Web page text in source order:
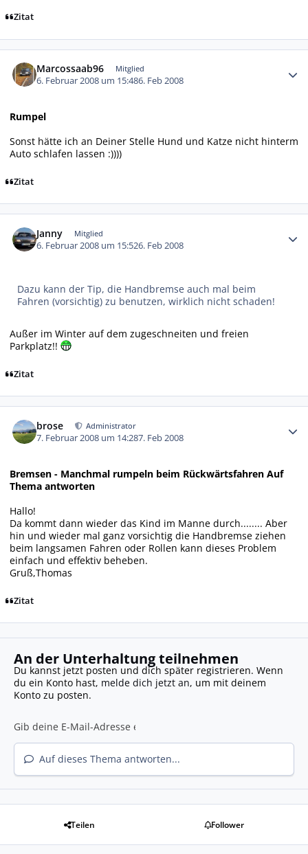
Zitat
Marcossaab96 Mitglied
6. Februar 2008 um 15:486. Feb 2008
Rumpel
Sonst hätte ich an Deiner Stelle Hund und Katze nicht hinterm
Auto schlafen lassen :))))
Zitat
Janny Mitglied
6. Februar 2008 um 15:526. Feb 2008
Dazu kann der Tip, die Handbremse auch mal beim
Fahren (vorsichtig) zu benutzen, wirklich nicht schaden!
Außer im Winter auf dem zugeschneiten und freien
Parkplatz!!
Zitat
brose Administrator
7. Februar 2008 um 14:287. Feb 2008
Bremsen - Manchmal rumpeln beim Rückwärtsfahren Auf
Thema antworten
Hallo!
Da kommt dann wieder das Kind im Manne durch........ Aber
hin und wieder mal ganz vorsichtig die Handbremse ziehen
beim langsamen Fahren oder Rollen kann dieses Problem
einfach und effektiv beheben.
Gruß,Thomas
Zitat
An der Unterhaltung teilnehmen
Du kannst jetzt posten und dich später registrieren. Wenn
du ein Konto hast, melde dich jetzt an, um mit deinem
Konto zu posten.
Auf dieses Thema antworten...
Teilen Follower